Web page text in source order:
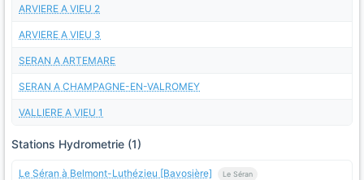
ARVIERE A VIEU 2
ARVIERE A VIEU 3
SERAN A ARTEMARE
SERAN A CHAMPAGNE-EN-VALROMEY
VALLIERE A VIEU 1
Stations Hydrometrie (1)
Le Séran à Belmont-Luthézieu [Bavosière] Le Séran